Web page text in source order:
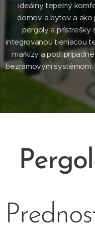
ideálny tepelný
domov a bytov a ako
pergoly a prístrešky
integrovanou tieniacou
markízy a pod.
bezrámovým systémom.